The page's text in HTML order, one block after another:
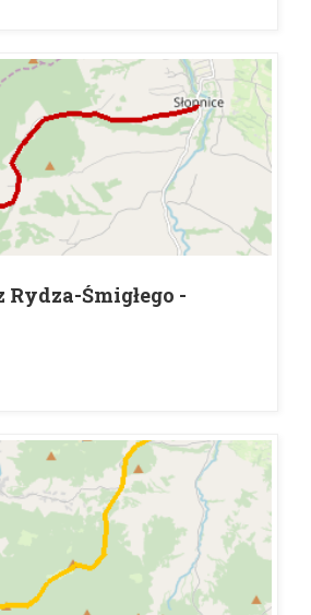
Rydza-Śmigłego -
Dolne kościół